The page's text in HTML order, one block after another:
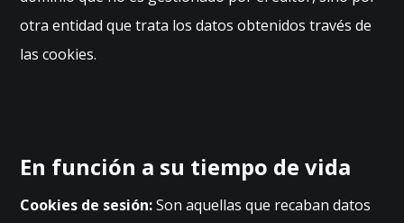
otra entidad que trata los datos obtenidos través de
las cookies.
En función a su tiempo de vida
Cookies de sesión:Son aquellas que recaban datos